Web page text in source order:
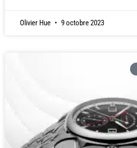
Olivier Hue 9 octobre 2023